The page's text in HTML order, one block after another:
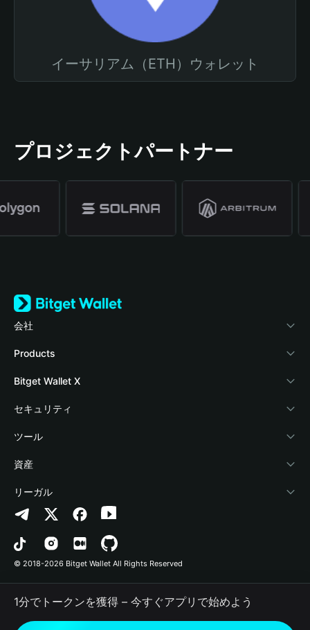
イーサリアム（ETH）ウォレット
プロジェクトパートナー
会社
Bitget Walletについて
ブログ
アカデミー
暗号資産ニュース
Help Center
お問い合わせ
ブランドリソース
キャリア
Products
Crypto Card
Stablecoin Earn
Payfi Crypto
Crypto Swap API
Altcoin Season Index
Prediction Markets
DApp
RWA
Bitget Wallet X
デベロッパー
ウォレットを接続
Bitget Wallet Pay
プロジェクトを掲載
セキュリティ
保護基金
セキュリティ技術
ツール
暗号資産を購入
認証検出
コントラクト検出
一括送金
資産
Arbitrum
Avalanche
Bitcoin
Polygon
リーガル
プライバシーポリシー
利用規約
© 2018-2026 Bitget Wallet All Rights Reserved
1分でトークンを獲得 – 今すぐアプリで始めよう